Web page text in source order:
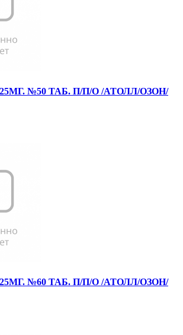
№50 ТАБ. П/П/О /АТОЛЛ/ОЗОН/
№60 ТАБ. П/П/О /АТОЛЛ/ОЗОН/